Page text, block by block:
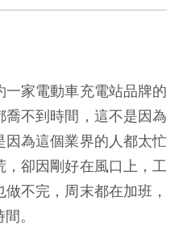
家電動車充電站品牌的
不到時間，這不是因為
為這個業界的人都太忙
卻因剛好在風口上，工
不完，周末都在加班，
。